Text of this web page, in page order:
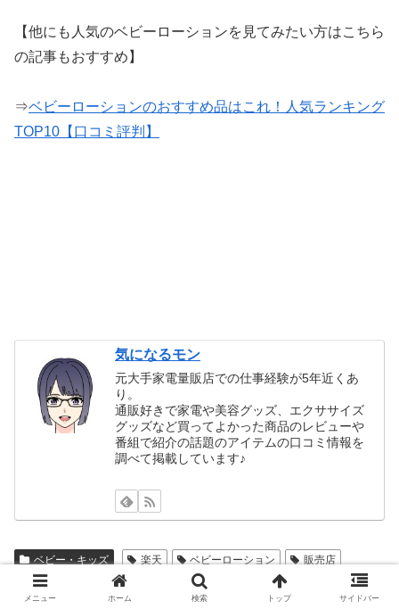
【他にも人気のベビーローションを見てみたい方はこちら
の記事もおすすめ】
⇒ベビーローションのおすすめ品はこれ！人気ランキング
TOP10【口コミ評判】
気になるモン
元大手家電量販店での仕事経験が5年近くあ
り。
通販好きで家電や美容グッズ、エクササイズ
グッズなど買ってよかった商品のレビューや
番組で紹介の話題のアイテムの口コミ情報を
調べて掲載しています♪
ベビー・キッズ 楽天 ベビーローション 販売店
シェアする
メニュー ホーム 検索 トップ サイドバー